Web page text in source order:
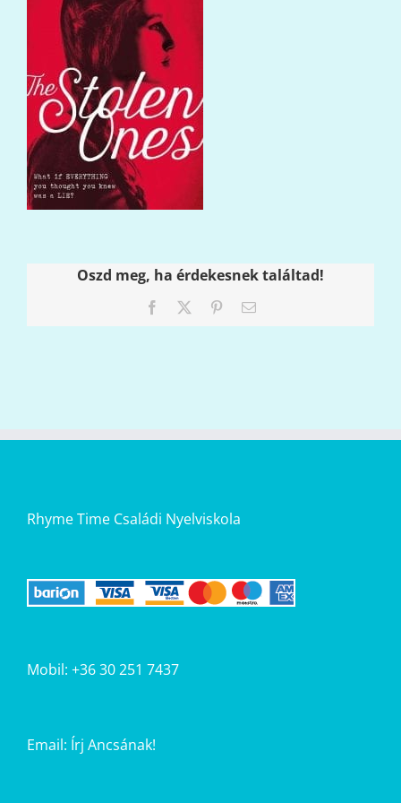
Oszd meg, ha érdekesnek találtad!
Facebook PinterestEmail:
Rhyme Time Családi Nyelviskola
Mobil: +36 30 251 7437
Email: Írj Ancsának!